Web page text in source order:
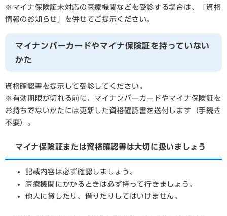
※マイナ保険証未対応の医療機関などを受診する場合は、「資格
情報のお知らせ」を併せてご提示ください。
マイナンバーカードやマイナ保険証を持っていない
かた
資格確認書を提示して受診してください。
※有効期限が切れる前に、マイナンバーカードやマイナ保険証を
お持ちでないかたには更新した資格確認書を送付します（手続き
不要）。
マイナ保険証または資格確認書は大切に扱いましょう
記載内容は必ず確認しましょう。
医療機関にかかるときは必ず持って行きましょう。
他人に貸したり、借りたりしてはいけません。